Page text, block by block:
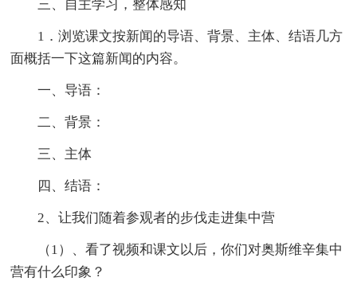
三、自主学习，整体感知
1．浏览课文按新闻的导语、背景、主体、结语几方
面概括一下这篇新闻的内容。
一、导语：
二、背景：
三、主体
四、结语：
2、让我们随着参观者的步伐走进集中营
（1）、看了视频和课文以后，你们对奥斯维辛集中
营有什么印象？